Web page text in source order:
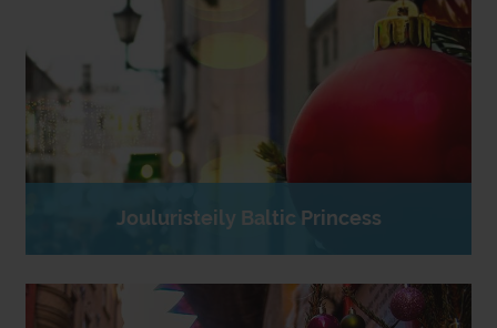
Jouluristeily Baltic Princess